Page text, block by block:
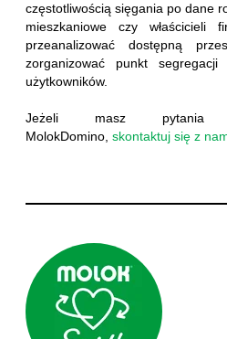
częstotliwością sięgania po dane
mieszkaniowe czy właścicieli
przeanalizować dostępną
zorganizować punkt
użytkowników.
Jeżeli masz pytania
MolokDomino, skontaktuj się z